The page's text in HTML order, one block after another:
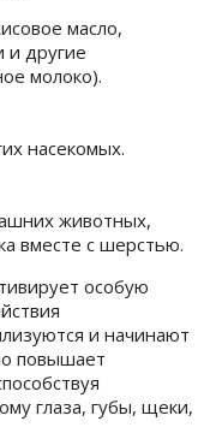
масло,
и другие
молоко).
насекомых.
животных,
вместе с шерстью.
особую
и начинают
повышает
глаза, губы, щеки,